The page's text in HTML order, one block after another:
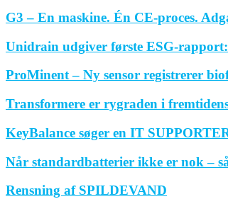
G3 – En maskine. Én CE-proces.
Unidrain udgiver første ESG-
ProMinent – Ny sensor registrerer
Transformere er rygraden i
KeyBalance søger en IT
Når standardbatterier ikke er nok –
Rensning af SPILDEVAND